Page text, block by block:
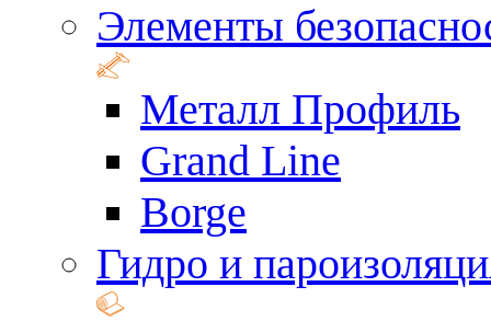
Элементы
Металл Профиль
Grand Line
Borge
Гидро и